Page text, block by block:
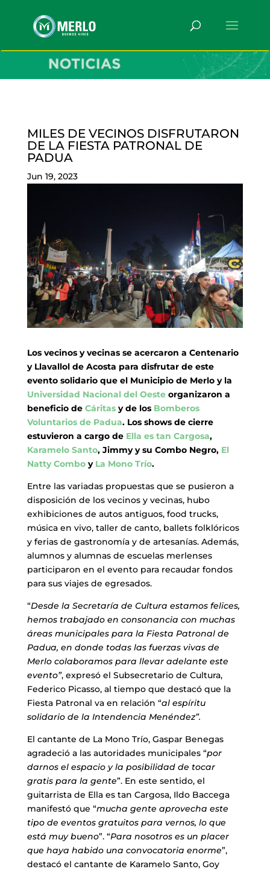
MILES DE VECINOS DISFRUTARON
DE LA FIESTA PATRONAL DE
PADUA
Jun 19, 2023
Los vecinos y vecinas se acercaron a Centenario
y Llavallol de Acosta para disfrutar de este
evento solidario que el Municipio de Merlo y la
Universidad Nacional del Oesteorganizaron a
beneficio de Cáritasy de los Bomberos
Voluntarios de Padua. Los shows de cierre
estuvieron a cargo de Ella es tan Cargosa,
Karamelo Santo, Jimmy y su Combo Negro, El
Natty ComboyLa Mono Trío.
Entre las variadas propuestas que se pusieron a
disposición de los vecinos y vecinas, hubo
exhibiciones de autos antiguos, food trucks,
música en vivo, taller de canto, ballets folklóricos
y ferias de gastronomía y de artesanías. Además,
alumnos y alumnas de escuelas merlenses
participaron en el evento para recaudar fondos
para sus viajes de egresados.
“Desde la Secretaría de Cultura estamos felices,
hemos trabajado en consonancia con muchas
áreas municipales para la Fiesta Patronal de
Padua, en donde todas las fuerzas vivas de
Merlo colaboramos para llevar adelante este
evento”, expresó el Subsecretario de Cultura,
Federico Picasso, al tiempo que destacó que la
Fiesta Patronal va en relación “al espíritu
solidario de la Intendencia Menéndez”.
El cantante de La Mono Trío, Gaspar Benegas
agradeció a las autoridades municipales “por
darnos el espacio y la posibilidad de tocar
gratis para la gente”. En este sentido, el
guitarrista de Ella es tan Cargosa, Ildo Baccega
manifestó que “mucha gente aprovecha este
tipo de eventos gratuitos para vernos, lo que
está muy bueno”. “Para nosotros es un placer
que haya habido una convocatoria enorme”,
destacó el cantante de Karamelo Santo, Goy